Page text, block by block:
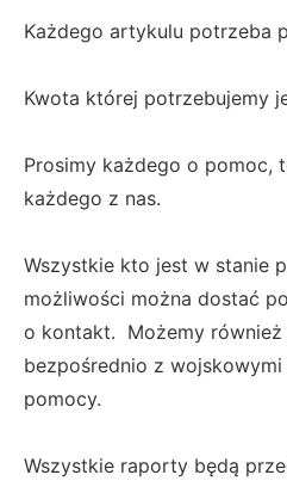
Każdego artykulu potrzeba
Kwota której potrzebujemy
Prosimy każdego o pomoc,
każdego z nas.
Wszystkie kto jest w stanie
możliwości można dostać
o kontakt. Możemy
bezpośrednio z
pomocy.
Wszystkie raporty będą